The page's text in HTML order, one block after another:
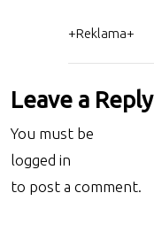
+Reklama+
Leave a Reply
You must be
logged in
to post a comment.